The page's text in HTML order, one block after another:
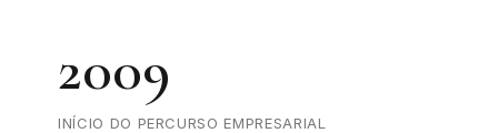
2009
INÍCIO DO PERCURSO EMPRESARIAL